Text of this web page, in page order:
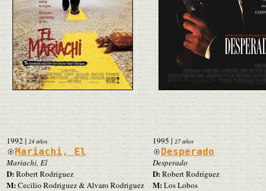
1992 | 24 años
Mariachi, El
Mariachi, El
D:Robert Rodríguez
M:Cecilio Rodriguez & Alvaro Rodriguez
1995| 27 años
Desperado
Desperado
D:Robert Rodríguez
M:Los Lobos